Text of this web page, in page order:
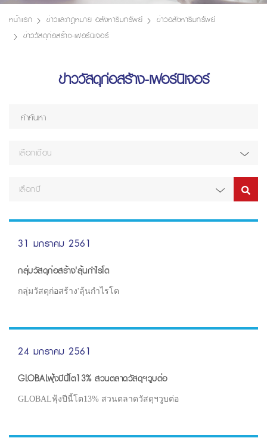
หน้าแรก ข่าวและกฎหมาย อสังหาริมทรัพย์
ข่าวอสังหาริมทรัพย์
ข่าววัสดุก่อสร้าง-เฟอร์นิเจอร์
ข่าววัสดุก่อสร้าง-เฟอร์นิเจอร์
เลือกเดือน
เลือกปี
31 มกราคม 2561
กลุ่มวัสดุก่อสร้าง'ลุ้นกำไรโต
กลุ่มวัสดุก่อสร้าง'ลุ้นกำไรโต
24 มกราคม 2561
GLOBALฟุ้งปีนี้โต13% สวนตลาดวัสดุฯวูบต่อ
GLOBALฟุ้งปีนี้โต13% สวนตลาดวัสดุฯวูบต่อ